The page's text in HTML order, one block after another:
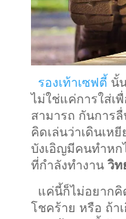
รองเท้าเซฟตี้ นั้
ไม่ใช่แค่การใส่เ
สามารถ กันการ
คิดเล่นว่าเดินเห
บังเอิญมีคนทำหก
ที่กำลังทำงาน วิท
แค่นี้ก็ไม่อยากคิ
โชคร้าย หรือ ถ้า